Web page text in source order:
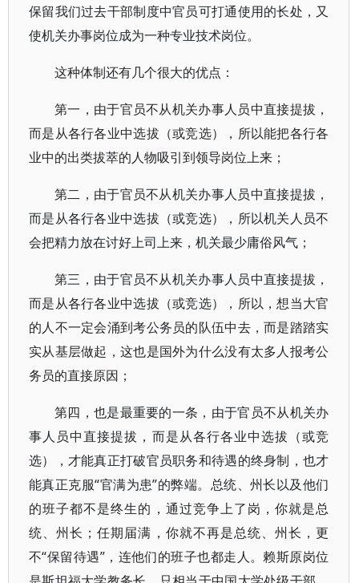
保留我们过去干部制度中官员可打通使用的长处，又
使机关办事岗位成为一种专业技术岗位。
这种体制还有几个很大的优点：
第一，由于官员不从机关办事人员中直接提拔，
而是从各行各业中选拔（或竞选），所以能把各行各
业中的出类拔萃的人物吸引到领导岗位上来；
第二，由于官员不从机关办事人员中直接提拔，
而是从各行各业中选拔（或竞选），所以机关人员不
会把精力放在讨好上司上来，机关最少庸俗风气；
第三，由于官员不从机关办事人员中直接提拔，
而是从各行各业中选拔（或竞选），所以，想当大官
的人不一定会涌到考公务员的队伍中去，而是踏踏实
实从基层做起，这也是国外为什么没有太多人报考公
务员的直接原因；
第四，也是最重要的一条，由于官员不从机关办
事人员中直接提拔，而是从各行各业中选拔（或竞
选），才能真正打破官员职务和待遇的终身制，也才
能真正克服“官满为患”的弊端。总统、州长以及他们
的班子都不是终生的，通过竞争上了岗，你就是总
统、州长；任期届满，你就不再是总统、州长，更
不“保留待遇”，连他们的班子也都走人。赖斯原岗位